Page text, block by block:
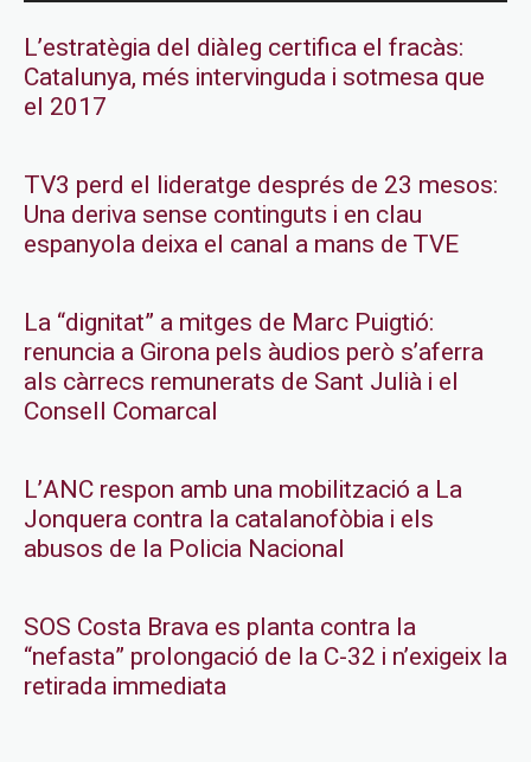
L’estratègia del diàleg certifica el fracàs:
Catalunya, més intervinguda i sotmesa que
el 2017
TV3 perd el lideratge després de 23 mesos:
Una deriva sense continguts i en clau
espanyola deixa el canal a mans de TVE
La “dignitat” a mitges de Marc Puigtió:
renuncia a Girona pels àudios però s’aferra
als càrrecs remunerats de Sant Julià i el
Consell Comarcal
L’ANC respon amb una mobilització a La
Jonquera contra la catalanofòbia i els
abusos de la Policia Nacional
SOS Costa Brava es planta contra la
“nefasta” prolongació de la C-32 i n’exigeix la
retirada immediata